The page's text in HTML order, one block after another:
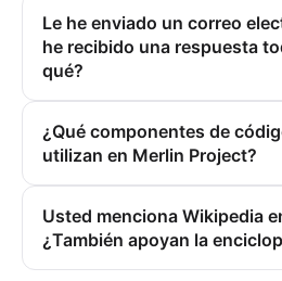
Le he enviado un correo
he recibido una respuesta
qué?
¿Qué componentes de
utilizan en Merlin Project?
Usted menciona Wikipedia
¿También apoyan la